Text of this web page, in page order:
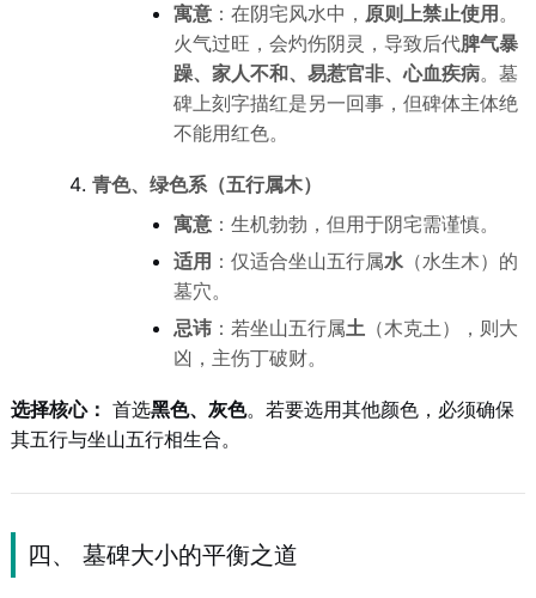
寓意：在阴宅风水中， 原则上禁止使用 。
火气过旺，会灼伤阴灵，导致后代脾气暴
躁、家人不和、易惹官非、心血疾病。墓
碑上刻字描红是另一回事，但碑体主体绝
不能用红色。
青色、绿色系（五行属木）
寓意：生机勃勃，但用于阴宅需谨慎。
适用 ：仅适合坐山五行属水（水生木）的
墓穴。
忌讳：若坐山五行属土（木克土），则大
凶，主伤丁破财。
选择核心： 首选黑色、灰色。若要选用其他颜色，必须确保
其五行与坐山五行相生合。
四、 墓碑大小的平衡之道